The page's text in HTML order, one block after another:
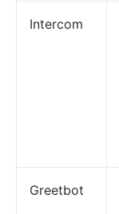
Intercom
Greetbot